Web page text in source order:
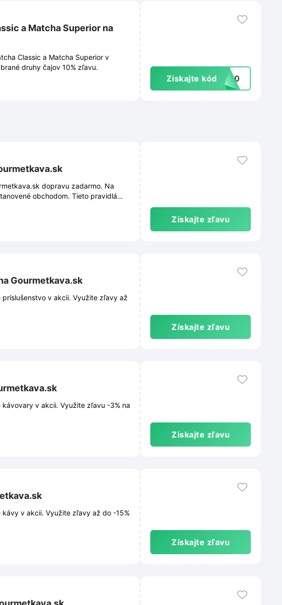
a Matcha Superior na
Classic a Matcha Superior v
druhy čajov 10% zľavu.
Získajte kód ha10
dopravu zadarmo. Na
obchodom. Tieto pravidlá
Získajte zľavu
Gourmetkava.sk
v akcii. Využite zľavy až
Získajte zľavu
v akcii. Využite zľavu -3% na
Získajte zľavu
v akcii. Využite zľavy až do -15%
Získajte zľavu